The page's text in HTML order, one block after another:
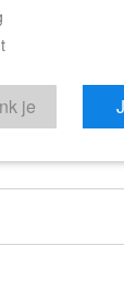
sturen kom je
van de
je